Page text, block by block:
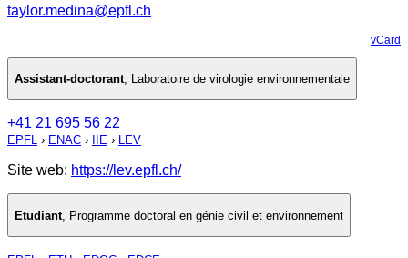
taylor.medina@epfl.ch
vCard
Assistant-doctorant, Laboratoire de virologie environnementale
+41 21 695 56 22
EPFL › ENAC › IIE › LEV
Site web: https://lev.epfl.ch/
Etudiant Programme doctoral en génie civil et environnement